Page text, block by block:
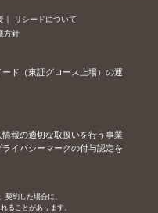
リシードについて
方針
ド（東証グロース上場）の運
報の適切な取扱いを行う事業
イバシーマークの付与認定を
契約した場合に、
ることがあります。